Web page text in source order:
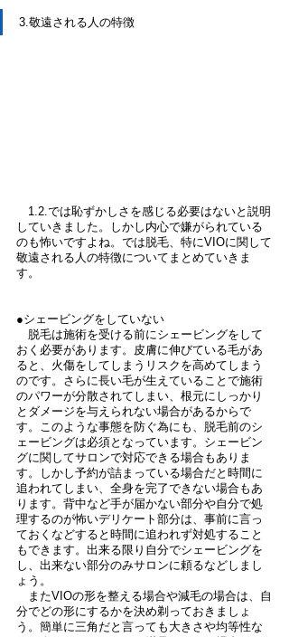
3.敬遠される人の特徴
1.2.では恥ずかしさを感じる必要はないと説明
していきました。しかし内心で嫌がられている
のも怖いですよね。では脱毛、特にVIOに関して
敬遠される人の特徴についてまとめていきま
す。
●シェービングをしていない
脱毛は施術を受ける前にシェービングをして
おく必要があります。皮膚に伸びている毛があ
ると、火傷をしてしまうリスクを高めてしまう
のです。さらに長い毛が生えていることで施術
のパワーが分散されてしまい、根元にしっかり
とダメージを与えられない場合があるからで
す。このような事態を防ぐ為にも、脱毛前のシ
ェービングは必須となっています。シェービン
グに関してサロンで対応できる場合もありま
す。しかし予約が詰まっている場合だと時間に
追われてしまい、全身を完了できない場合もあ
ります。背中など手が届かない部分や自分で処
理するのが怖いデリケート部分は、事前に言っ
ておくなどすると時間に追われず対処すること
もできます。出来る限り自分でシェービングを
し、出来ない部分のみサロンに頼るなどしまし
ょう。
またVIOの形を整える場合や減毛の場合は、自
分でどの形にするかを決め剃っておきましょ
う。簡単に三角だと言っても大きさや均等性な